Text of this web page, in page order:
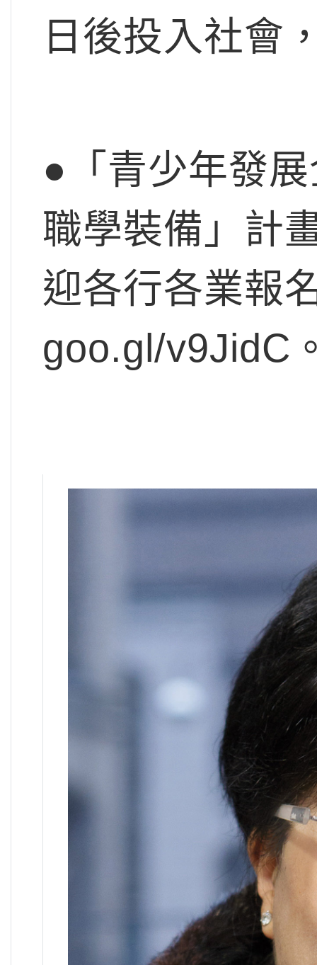
日後投入社會
●「青少年發
職學裝備」計
迎各行各業報
goo.gl/v9JidC